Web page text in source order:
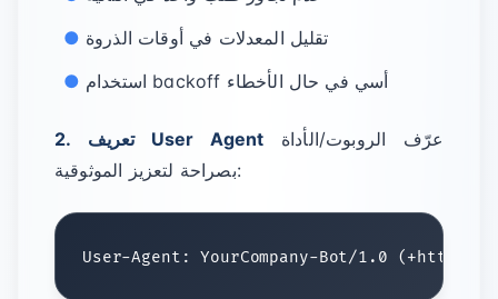
تقليل المعدلات في أوقات الذروة
استخدام backoff أسي في حال الأخطاء
2. تعريف User Agent
بصراحة لتعزيز الموثوقية: